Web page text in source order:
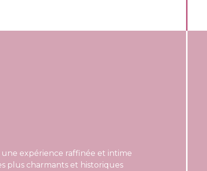
expérience raffinée et intime
plus charmants et historiques